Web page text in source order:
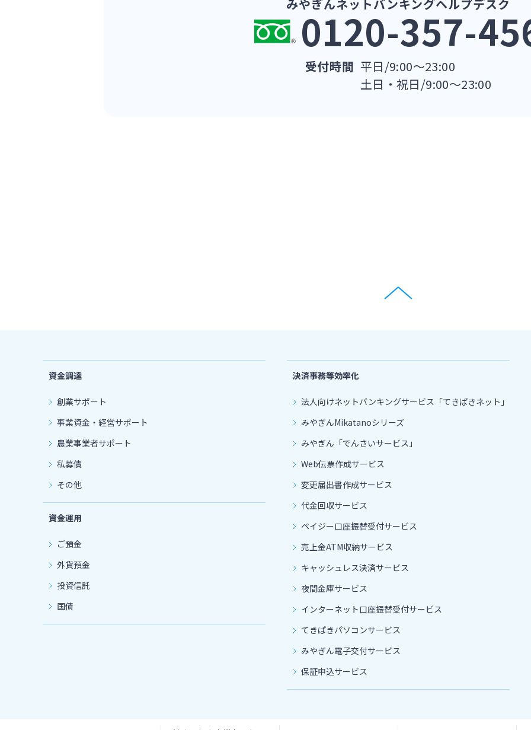
みやぎんネットバンキングヘルプデスク
0120-357-
受付時間 平日/9:00～23:00
土日・祝日/9:00～23:00
資金調達
創業サポート
事業資金・経営サポート
農業事業者サポート
私募債
その他
資金運用
ご預金
外貨預金
投資信託
国債
決済事務等効率化
法人向けネットバンキングサービス「てきぱきネット」
みやぎんMikatanoシリーズ
みやぎん「でんさいサービス」
Web伝票作成サービス
変更届出書作成サービス
代金回収サービス
ペイジー口座振替受付サービス
売上金ATM収納サービス
キャッシュレス決済サービス
夜間金庫サービス
インターネット口座振替受付サービス
てきぱきパソコンサービス
みやぎん電子交付サービス
保証申込サービス